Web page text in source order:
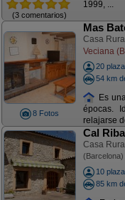
(3 comentarios)
1999, ...
8 Fotos
Mas
Casa
Veciana
20
54 km
Es
épocas.
relajarse
Cal Riba
Casa
(Barcelona)
10
85 km